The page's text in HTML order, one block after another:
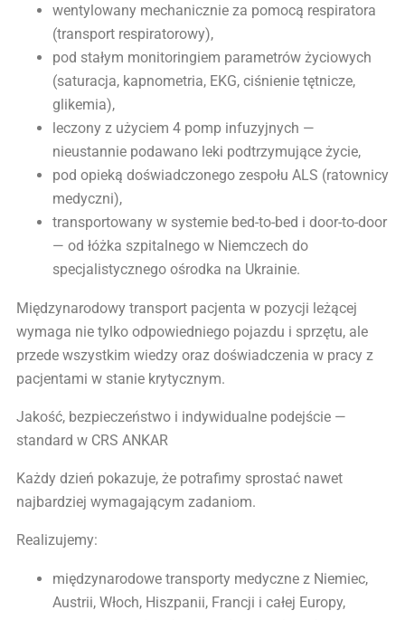
wentylowany mechanicznie za pomocą respiratora
(transport respiratorowy),
pod stałym monitoringiem parametrów życiowych
(saturacja, kapnometria, EKG, ciśnienie tętnicze,
glikemia),
leczony z użyciem 4 pomp infuzyjnych —
nieustannie podawano leki podtrzymujące życie,
pod opieką doświadczonego zespołu ALS (ratownicy
medyczni),
transportowany w systemie bed-to-bed i door-to-door
— od łóżka szpitalnego w Niemczech do
specjalistycznego ośrodka na Ukrainie.
Międzynarodowy transport pacjenta w pozycji leżącej
wymaga nie tylko odpowiedniego pojazdu i sprzętu, ale
przede wszystkim wiedzy oraz doświadczenia w pracy z
pacjentami w stanie krytycznym.
Jakość, bezpieczeństwo i indywidualne podejście —
standard w CRS ANKAR
Każdy dzień pokazuje, że potrafimy sprostać nawet
najbardziej wymagającym zadaniom.
Realizujemy:
międzynarodowe transporty medyczne z Niemiec,
Austrii, Włoch, Hiszpanii, Francji i całej Europy,